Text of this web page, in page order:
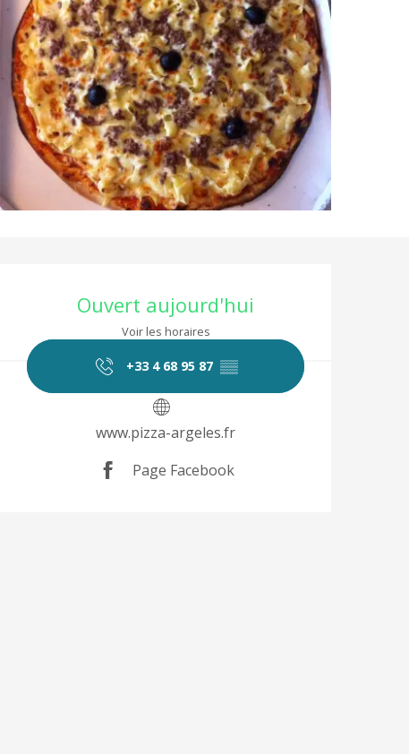
Ouverture et
Ouvert aujourd'hui
Voir les horaires
+33 4 68 95 87 ▒▒
www.pizza-argeles.fr
Page Facebook